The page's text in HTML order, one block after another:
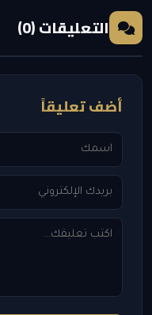
التعليقات (0)
أضف تعليقاً